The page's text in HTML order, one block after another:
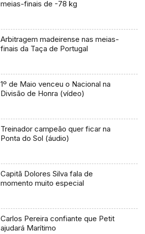
meias-finais de -78 kg
Arbitragem madeirense nas meias-
finais da Taça de Portugal
1º de Maio venceu o Nacional na
Divisão de Honra (vídeo)
Treinador campeão quer ficar na
Ponta do Sol (áudio)
Capitã Dolores Silva fala de
momento muito especial
Carlos Pereira confiante que Petit
ajudará Marítimo